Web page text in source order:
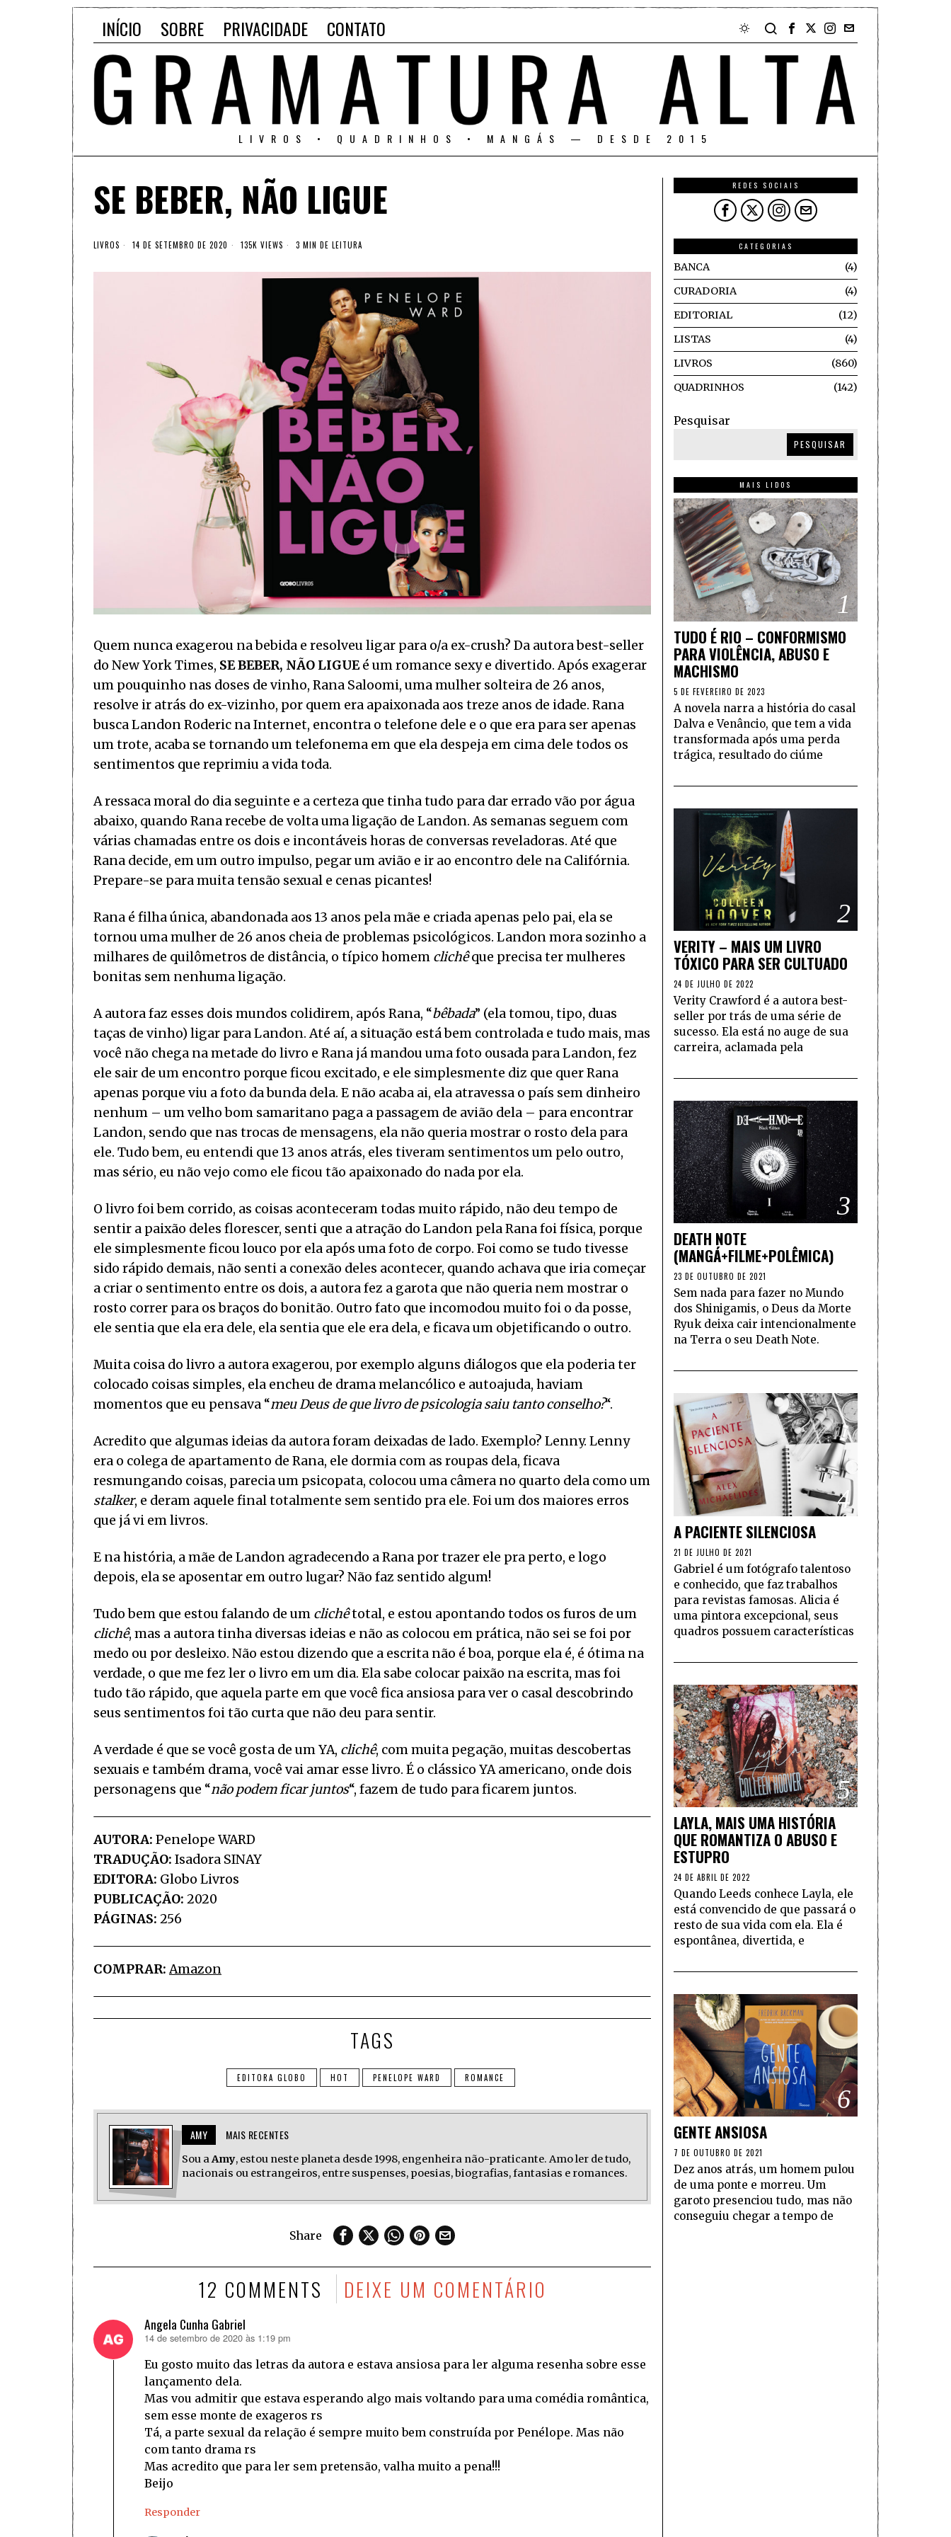
INÍCIO SOBRE PRIVACIDADE CONTATO
LIVROS • QUADRINHOS • MANGÁS — DESDE 2015
SE BEBER, NÃO LIGUE
LIVROS 14 DE SETEMBRO DE 2020 135K VIEWS 3 MIN DE LEITURA
Quem nunca exagerou na bebida e resolveu ligar para o/a ex-crush? Da autora best-seller
do New York Times, SE BEBER, NÃO LIGUEé um romance sexy e divertido. Após exagerar
um pouquinho nas doses de vinho, Rana Saloomi, uma mulher solteira de 26 anos,
resolve ir atrás do ex-vizinho, por quem era apaixonada aos treze anos de idade. Rana
busca Landon Roderic na Internet, encontra o telefone dele e o que era para ser apenas
um trote, acaba se tornando um telefonema em que ela despeja em cima dele todos os
sentimentos que reprimiu a vida toda.
A ressaca moral do dia seguinte e a certeza que tinha tudo para dar errado vão por água
abaixo, quando Rana recebe de volta uma ligação de Landon. As semanas seguem com
várias chamadas entre os dois e incontáveis horas de conversas reveladoras. Até que
Rana decide, em um outro impulso, pegar um avião e ir ao encontro dele na Califórnia.
Prepare-se para muita tensão sexual e cenas picantes!
Rana é filha única, abandonada aos 13 anos pela mãe e criada apenas pelo pai, ela se
tornou uma mulher de 26 anos cheia de problemas psicológicos. Landon mora sozinho a
milhares de quilômetros de distância, o típico homem clichêque precisa ter mulheres
bonitas sem nenhuma ligação.
A autora faz esses dois mundos colidirem, após Rana, “bêbada” (ela tomou, tipo, duas
taças de vinho) ligar para Landon. Até aí, a situação está bem controlada e tudo mais, mas
você não chega na metade do livro e Rana já mandou uma foto ousada para Landon, fez
ele sair de um encontro porque ficou excitado, e ele simplesmente diz que quer Rana
apenas porque viu a foto da bunda dela. E não acaba ai, ela atravessa o país sem dinheiro
nenhum – um velho bom samaritano paga a passagem de avião dela – para encontrar
Landon, sendo que nas trocas de mensagens, ela não queria mostrar o rosto dela para
ele. Tudo bem, eu entendi que 13 anos atrás, eles tiveram sentimentos um pelo outro,
mas sério, eu não vejo como ele ficou tão apaixonado do nada por ela.
O livro foi bem corrido, as coisas aconteceram todas muito rápido, não deu tempo de
sentir a paixão deles florescer, senti que a atração do Landon pela Rana foi física, porque
ele simplesmente ficou louco por ela após uma foto de corpo. Foi como se tudo tivesse
sido rápido demais, não senti a conexão deles acontecer, quando achava que iria começar
a criar o sentimento entre os dois, a autora fez a garota que não queria nem mostrar o
rosto correr para os braços do bonitão. Outro fato que incomodou muito foi o da posse,
ele sentia que ela era dele, ela sentia que ele era dela, e ficava um objetificando o outro.
Muita coisa do livro a autora exagerou, por exemplo alguns diálogos que ela poderia ter
colocado coisas simples, ela encheu de drama melancólico e autoajuda, haviam
momentos que eu pensava “meu Deus de que livro de psicologia saiu tanto conselho?“.
Acredito que algumas ideias da autora foram deixadas de lado. Exemplo? Lenny. Lenny
era o colega de apartamento de Rana, ele dormia com as roupas dela, ficava
resmungando coisas, parecia um psicopata, colocou uma câmera no quarto dela como um
stalker, e deram aquele final totalmente sem sentido pra ele. Foi um dos maiores erros
que já vi em livros.
E na história, a mãe de Landon agradecendo a Rana por trazer ele pra perto, e logo
depois, ela se aposentar em outro lugar? Não faz sentido algum!
Tudo bem que estou falando de um clichêtotal, e estou apontando todos os furos de um
clichê, mas a autora tinha diversas ideias e não as colocou em prática, não sei se foi por
medo ou por desleixo. Não estou dizendo que a escrita não é boa, porque ela é, é ótima na
verdade, o que me fez ler o livro em um dia. Ela sabe colocar paixão na escrita, mas foi
tudo tão rápido, que aquela parte em que você fica ansiosa para ver o casal descobrindo
seus sentimentos foi tão curta que não deu para sentir.
A verdade é que se você gosta de um YA, clichê, com muita pegação, muitas descobertas
sexuais e também drama, você vai amar esse livro. É o clássico YA americano, onde dois
personagens que “não podem ficar juntos“, fazem de tudo para ficarem juntos.
AUTORA: Penelope WARD
TRADUÇÃO: Isadora SINAY
EDITORA: Globo Livros
PUBLICAÇÃO: 2020
PÁGINAS: 256
COMPRAR: Amazon
TAGS
EDITORA GLOBO HOT PENELOPE WARD ROMANCE
AMY MAIS RECENTES
Sou aAmy, estou neste planeta desde 1998, engenheira não-praticante. Amo ler de tudo,
nacionais ou estrangeiros, entre suspenses, poesias, biografias, fantasias e romances.
Share
12 COMMENTS DEIXE UM COMENTÁRIO
Angela Cunha Gabriel
disse:
14 de setembro de 2020 às 1:19 pm
Eu gosto muito das letras da autora e estava ansiosa para ler alguma resenha sobre esse
lançamento dela.
Mas vou admitir que estava esperando algo mais voltando para uma comédia romântica,
sem esse monte de exageros rs
Tá, a parte sexual da relação é sempre muito bem construída por Penélope. Mas não
com tanto drama rs
Mas acredito que para ler sem pretensão, valha muito a pena!!!
Beijo
Responder
REDES SOCIAIS
CATEGORIAS
BANCA
4
CURADORIA
4
EDITORIAL
12
LISTAS
4
LIVROS
860
QUADRINHOS
142
Pesquisar
PESQUISAR
MAIS LIDOS
1
TUDO É RIO – CONFORMISMO
PARA VIOLÊNCIA, ABUSO E
MACHISMO
5 DE FEVEREIRO DE 2023
A novela narra a história do casal
Dalva e Venâncio, que tem a vida
transformada após uma perda
trágica, resultado do ciúme
2
VERITY – MAIS UM LIVRO
TÓXICO PARA SER CULTUADO
24 DE JULHO DE 2022
Verity Crawford é a autora best-
seller por trás de uma série de
sucesso. Ela está no auge de sua
carreira, aclamada pela
3
DEATH NOTE
(MANGÁ+FILME+POLÊMICA)
23 DE OUTUBRO DE 2021
Sem nada para fazer no Mundo
dos Shinigamis, o Deus da Morte
Ryuk deixa cair intencionalmente
na Terra o seu Death Note.
4
A PACIENTE SILENCIOSA
21 DE JULHO DE 2021
Gabriel é um fotógrafo talentoso
e conhecido, que faz trabalhos
para revistas famosas. Alicia é
uma pintora excepcional, seus
quadros possuem características
5
LAYLA, MAIS UMA HISTÓRIA
QUE ROMANTIZA O ABUSO E
ESTUPRO
24 DE ABRIL DE 2022
Quando Leeds conhece Layla, ele
está convencido de que passará o
resto de sua vida com ela. Ela é
espontânea, divertida, e
6
GENTE ANSIOSA
7 DE OUTUBRO DE 2021
Dez anos atrás, um homem pulou
de uma ponte e morreu. Um
garoto presenciou tudo, mas não
conseguiu chegar a tempo de